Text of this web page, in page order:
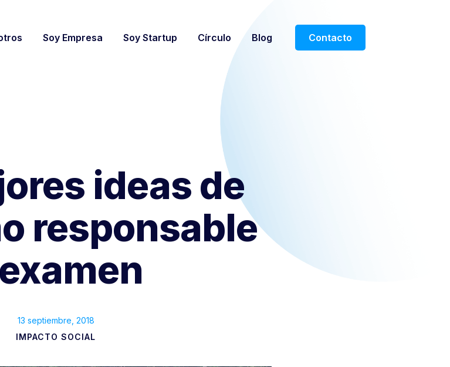
Soy Empresa Soy Startup Círculo Blog Contacto
ideas de
responsable
13 septiembre, 2018
IMPACTO SOCIAL